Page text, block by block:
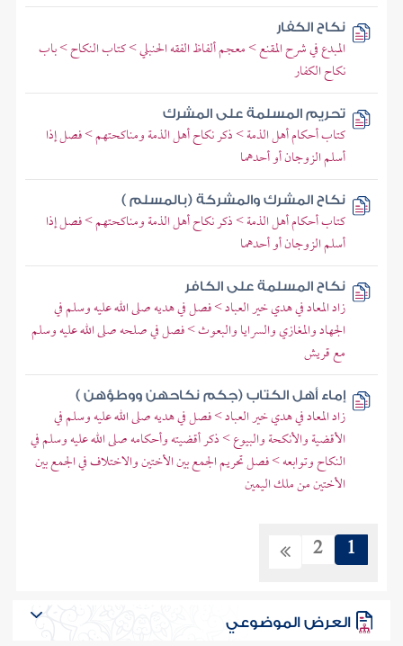
نكاح الكفار
المبدع في شرح المقنع > معجم ألفاظ الفقه الحنبلي > كتاب النكاح > باب
نكاح الكفار
تحريم المسلمة على المشرك
كتاب أحكام أهل الذمة > ذكر نكاح أهل الذمة ومناكحتهم > فصل إذا
أسلم الزوجان أو أحدهما
نكاح المشرك والمشركة (بالمسلم )
كتاب أحكام أهل الذمة > ذكر نكاح أهل الذمة ومناكحتهم > فصل إذا
أسلم الزوجان أو أحدهما
نكاح المسلمة على الكافر
زاد المعاد في هدي خير العباد > فصل في هديه صلى الله عليه وسلم في
الجهاد والمغازي والسرايا والبعوث > فصل في صلحه صلى الله عليه وسلم
مع قريش
إماء أهل الكتاب (جكم نكاحهن ووطؤهن )
زاد المعاد في هدي خير العباد > فصل في هديه صلى الله عليه وسلم في
الأقضية والأنكحة والبيوع > ذكر أقضيته وأحكامه صلى الله عليه وسلم في
النكاح وتوابعه > فصل تحريم الجمع بين الأختين والاختلاف في الجمع بين
الأختين من ملك اليمين
1
2
العرض الموضوعي